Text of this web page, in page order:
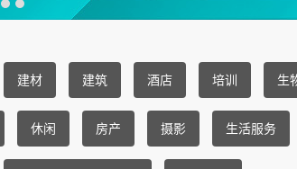
建材 建筑 酒店 培训 生
休闲 房产 摄影 生活服务